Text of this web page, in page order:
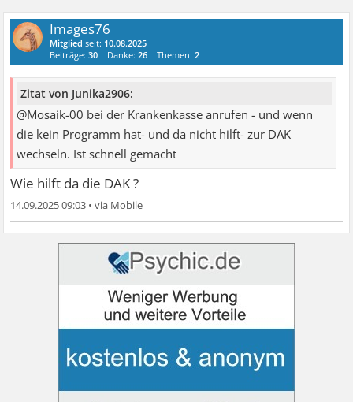
Images76
Mitglied seit: 10.08.2025
Beiträge:30 Danke:26 Themen:2
Zitat von Junika2906:
@Mosaik-00 bei der Krankenkasse anrufen - und wenn
die kein Programm hat- und da nicht hilft- zur DAK
wechseln. Ist schnell gemacht
Wie hilft da die DAK ?
14.09.2025 09:03 •